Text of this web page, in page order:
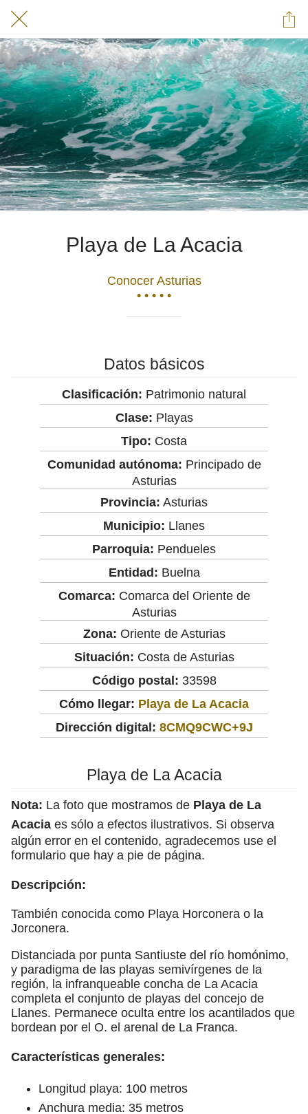
Playa de La Acacia
Conocer Asturias
• • • • •
Datos básicos
Clasificación: Patrimonio natural
Clase: Playas
Tipo: Costa
Comunidad autónoma: Principado de
Asturias
Provincia: Asturias
Municipio: Llanes
Parroquia: Pendueles
Entidad: Buelna
Comarca: Comarca del Oriente de
Asturias
Zona: Oriente de Asturias
Situación: Costa de Asturias
Código postal: 33598
Cómo llegar: Playa de La Acacia
Dirección digital: 8CMQ9CWC+9J
Playa de La Acacia
Nota: La foto que mostramos de Playa de La
Acacia es sólo a efectos ilustrativos. Si observa
algún error en el contenido, agradecemos use el
formulario que hay a pie de página.
Descripción:
También conocida como Playa Horconera o la
Jorconera.
Distanciada por punta Santiuste del río homónimo,
y paradigma de las playas semivírgenes de la
región, la infranqueable concha de La Acacia
completa el conjunto de playas del concejo de
Llanes. Permanece oculta entre los acantilados que
bordean por el O. el arenal de La Franca.
Características generales:
Longitud playa: 100 metros
Anchura media: 35 metros